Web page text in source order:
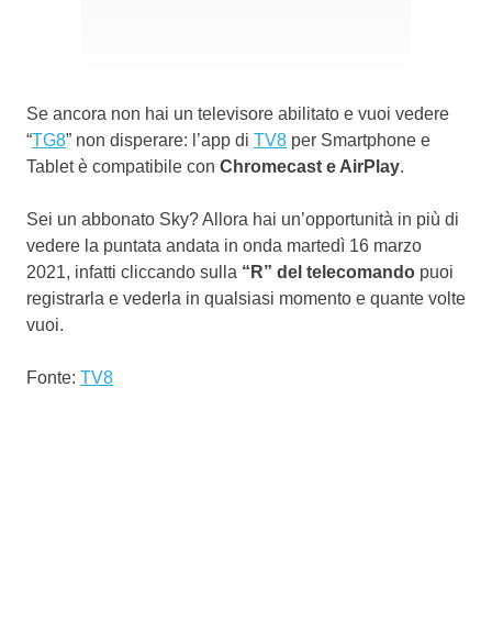
Se ancora non hai un televisore abilitato e vuoi vedere
“TG8” non disperare: l’app di TV8 per Smartphone e
Tablet è compatibile con Chromecast e AirPlay.
Sei un abbonato Sky? Allora hai un’opportunità in più di
vedere la puntata andata in onda martedì 16 marzo
2021, infatti cliccando sulla “R” del telecomando puoi
registrarla e vederla in qualsiasi momento e quante volte
vuoi.
Fonte: TV8